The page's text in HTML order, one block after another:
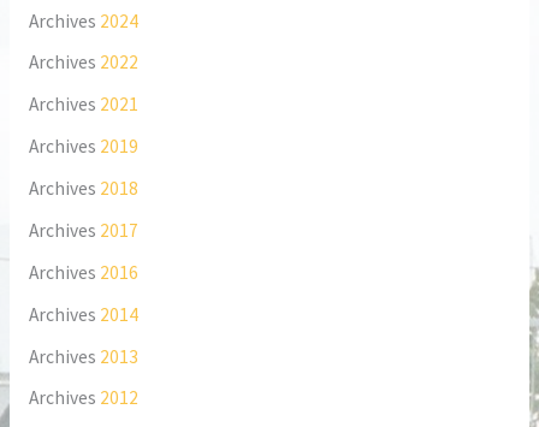
Archives 2024
Archives 2022
Archives 2021
Archives 2019
Archives 2018
Archives 2017
Archives 2016
Archives 2014
Archives 2013
Archives 2012